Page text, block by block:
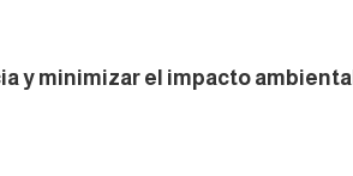
y minimizar el impacto ambiental